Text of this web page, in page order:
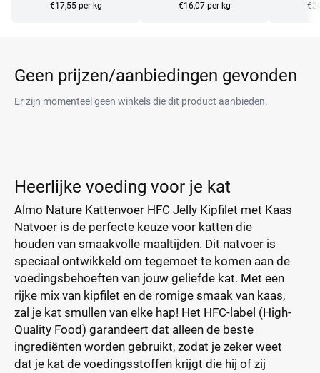
€17,55 per kg
€16,07 per kg
Geen prijzen/aanbiedingen gevonden
Er zijn momenteel geen winkels die dit product aanbieden.
Heerlijke voeding voor je kat
Almo Nature Kattenvoer HFC Jelly Kipfilet met Kaas
Natvoer is de perfecte keuze voor katten die
houden van smaakvolle maaltijden. Dit natvoer is
speciaal ontwikkeld om tegemoet te komen aan de
voedingsbehoeften van jouw geliefde kat. Met een
rijke mix van kipfilet en de romige smaak van kaas,
zal je kat smullen van elke hap! Het HFC-label (High-
Quality Food) garandeert dat alleen de beste
ingrediënten worden gebruikt, zodat je zeker weet
dat je kat de voedingsstoffen krijgt die hij of zij